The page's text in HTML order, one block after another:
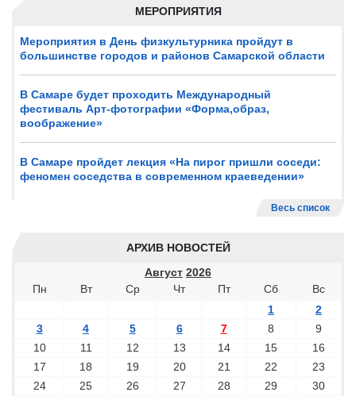
МЕРОПРИЯТИЯ
Мероприятия в День физкультурника пройдут в
большинстве городов и районов Самарской области
В Самаре будет проходить Международный
фестиваль Арт-фотографии «Форма,образ,
воображение»
В Самаре пройдет лекция «На пирог пришли соседи:
феномен соседства в современном краеведении»
Весь список
АРХИВ НОВОСТЕЙ
Август 2026
Пн
Вт Ср Чт Пт Сб
Вс
1
2
3
4 5 6 7 8
9
10
11 12 13 14 15
16
17
18 19 20 21 22
23
24
25 26 27 28 29 30